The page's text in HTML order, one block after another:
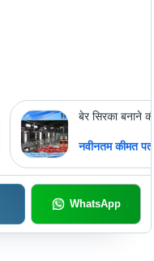
बेर सिरका बनाने
नवीनतम कीमत
WhatsApp